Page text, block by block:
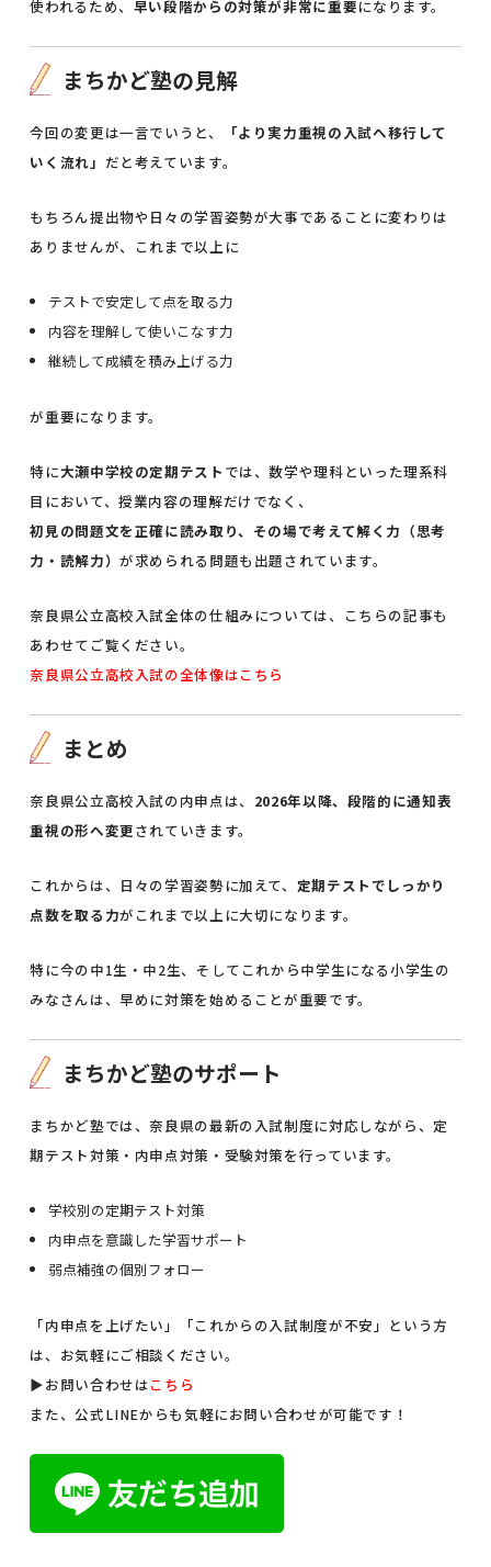
使われるため、 早い段階からの対策が非常に重要になります。
まちかど塾の見解
今回の変更は一言でいうと、
「より実力重視の入試へ移行して
いく流れ」 だと考えています。
もちろん提出物や日々の学習姿勢が大事であることに変わりは
ありませんが、これまで以上に
テストで安定して点を取る力
内容を理解して使いこなす力
継続して成績を積み上げる力
が重要になります。
特に大瀬中学校の定期テスト では、数学や理科といった理系科
目において、授業内容の理解だけでなく、
初見の問題文を正確に読み取り、その場で考えて解く力（思考
力・読解力）が求められる問題も出題されています。
奈良県公立高校入試全体の仕組みについては、こちらの記事も
あわせてご覧ください。
奈良県公立高校入試の全体像はこちら
まとめ
奈良県公立高校入試の内申点は、 2026年以降、段階的に通知表
重視の形へ変更されていきます。
これからは、日々の学習姿勢に加えて、 定期テストでしっかり
点数を取る力がこれまで以上に大切になります。
特に今の中1生・中2生、そしてこれから中学生になる小学生の
みなさんは、早めに対策を始めることが重要です。
まちかど塾のサポート
まちかど塾では、奈良県の最新の入試制度に対応しながら、定
期テスト対策・内申点対策・受験対策を行っています。
学校別の定期テスト対策
内申点を意識した学習サポート
弱点補強の個別フォロー
「内申点を上げたい」「これからの入試制度が不安」という方
は、お気軽にご相談ください。
▶お問い合わせはこちら
また、公式LINEからも気軽にお問い合わせが可能です！